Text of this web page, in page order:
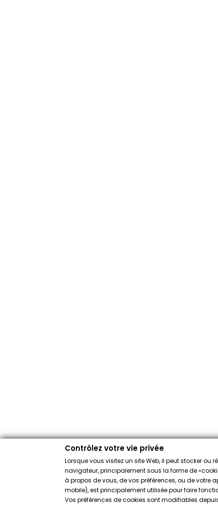
Contrôlez votre vie privée
Lorsque vous visitez un site Web, il peut stocker ou
navigateur, principalement sous la forme de
à propos de vous, de vos préférences, ou de votre
mobile), est principalement utilisée pour faire
Vos préférences de cookies sont modifiables